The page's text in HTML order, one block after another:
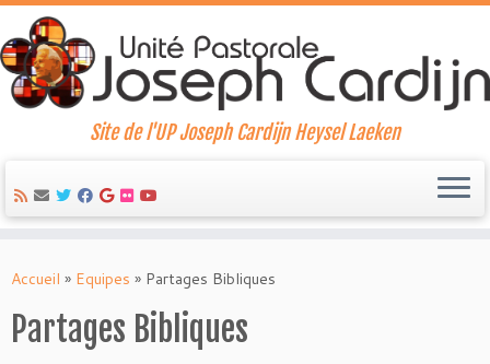
to
Site de l'UP Joseph Cardijn Heysel Laeken
Accueil » Equipes » Partages Bibliques
Partages Bibliques